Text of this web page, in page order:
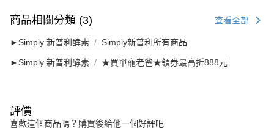
商品相關分類 (3) 查看全部
►Simply 新普利酵素 Simply新普利所有商品
►Simply 新普利酵素 ★買單寵老爸★領劵最高折888元
評價
喜歡這個商品嗎？購買後給他一個好評吧